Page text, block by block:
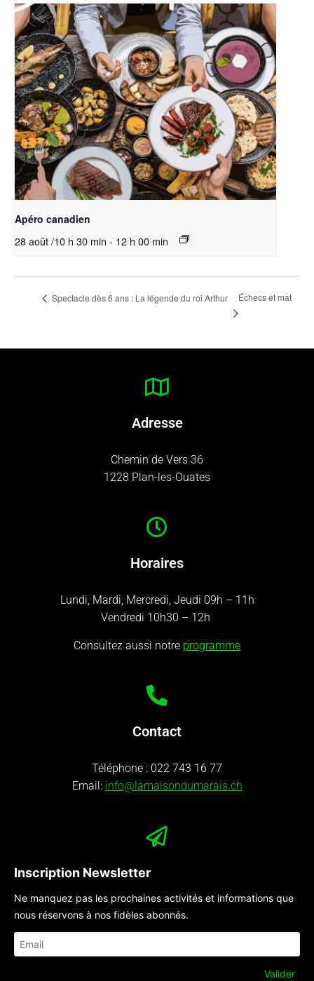
Apéro canadien
28 août /10 h 30 min - 12 h 00 min
Spectacle dès 6 ans : La légende du roi Arthur Échecs et mat
Adresse
Chemin de Vers 36
1228 Plan-les-Ouates
Horaires
Lundi, Mardi, Mercredi, Jeudi 09h – 11h
Vendredi 10h30 – 12h
Consultez aussi notre programme
Contact
Téléphone : 022 743 16 77
Email: info@lamaisondumarais.ch
Inscription Newsletter
Ne manquez pas les prochaines activités et informations que
nous réservons à nos fidèles abonnés.